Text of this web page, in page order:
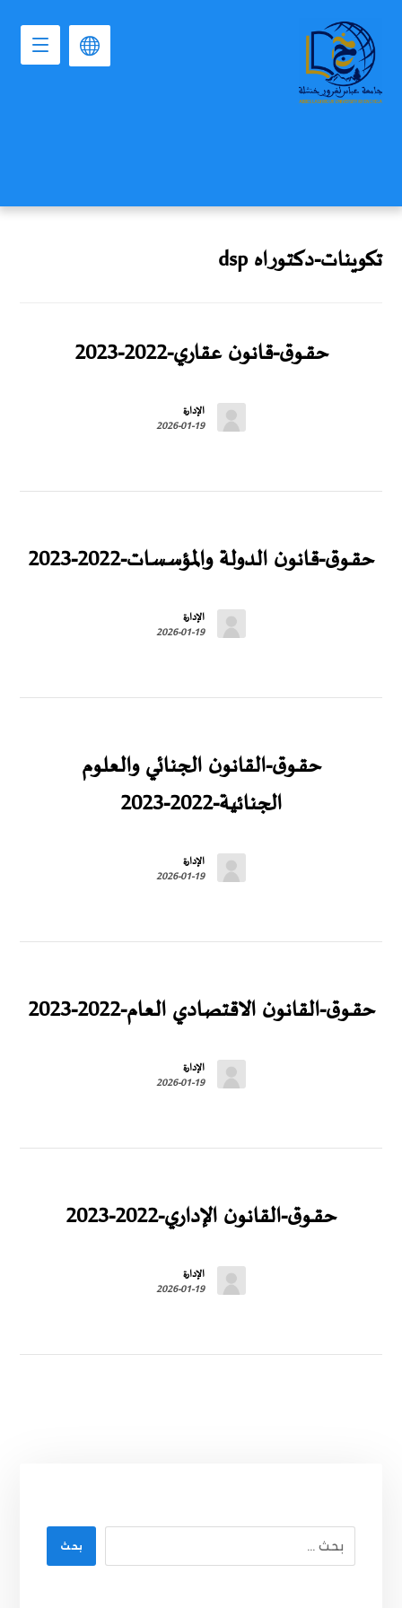
تكوينات-دكتوراه dsp
حقــوق-قانون عقاري-2022-2023
الإدارة
2026-01-19
حقــوق-قانون الدولة والمؤسسات-2022-2023
الإدارة
2026-01-19
حقــوق-القانون الجنائي والعلوم
الجنائية-2022-2023
الإدارة
2026-01-19
حقــوق-القانون الاقتصادي العام-2022-2023
الإدارة
2026-01-19
حقــوق-القانون الإداري-2022-2023
الإدارة
2026-01-19
بحث